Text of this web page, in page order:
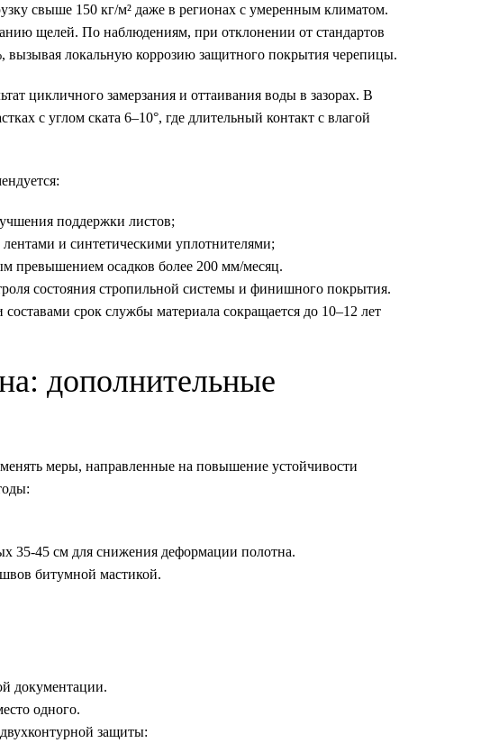
свыше 150 кг/м² даже в регионах с умеренным климатом.
щелей. По наблюдениям, при отклонении от стандартов
вызывая локальную коррозию защитного покрытия черепицы.
цикличного замерзания и оттаивания воды в зазорах. В
с углом ската 6–10°, где длительный контакт с влагой
поддержки листов;
и синтетическими уплотнителями;
превышением осадков более 200 мм/месяц.
состояния стропильной системы и финишного покрытия.
срок службы материала сокращается до 10–12 лет
дополнительные
меры, направленные на повышение устойчивости
35-45 см для снижения деформации полотна.
битумной мастикой.
документации.
одного.
защиты: